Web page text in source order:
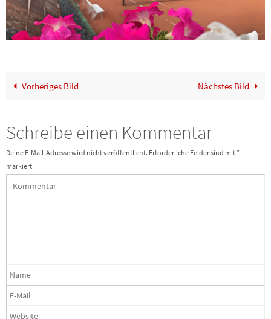
Vorheriges Bild Nächstes Bild
Schreibe einen Kommentar
Deine E-Mail-Adresse wird nicht veröffentlicht. Erforderliche Felder sind mit *
markiert